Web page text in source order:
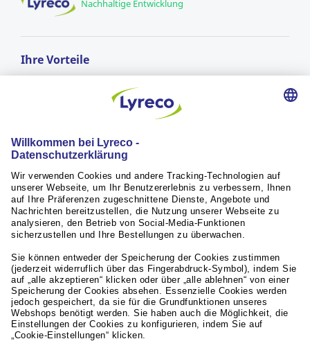
Nachhaltige Entwicklung
Ihre Vorteile
GRATIS LIEFERUNG
ab einem Bestellwert von CHF 50.-
Lieferung am nächsten Arbeitstag*
RÜCKGABERECHT
innerhalb von 30 Tagen
Weiterführende Links
Servicequalität
Aktuelles / Presse
Unsere Partner
© Lyreco 2026